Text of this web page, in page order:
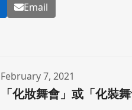
Email
February 7, 2021
「化妝舞會」或「化裝舞